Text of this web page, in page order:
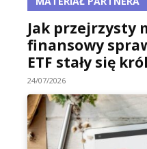
Jak przejrzysty
finansowy
ETF stały się
24/07/2026